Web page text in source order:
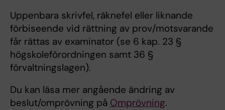
Uppenbara skrivfel, räknefel eller liknande
förbiseende vid rättning av prov/motsvarande
får rättas av examinator (se 6 kap. 23 §
högskoleförordningen samt 36 §
förvaltningslagen).
Du kan läsa mer angående ändring av
beslut/omprövning på Omprövning.